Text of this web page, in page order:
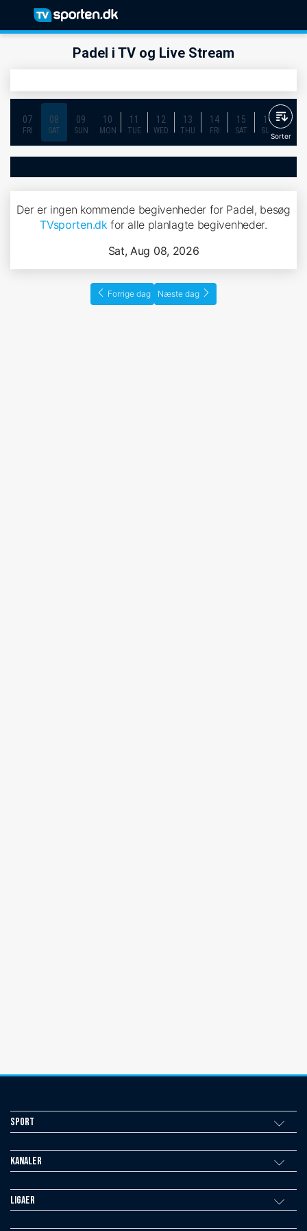
Padel i TV og Live Stream
07
FRI
08
SAT
09
SUN
10
MON
11
TUE
12
WED
13
THU
14
FRI
15
SAT
16
SUN
17
MON
Sorter
Der er ingen kommende begivenheder for Padel, besøg
TVsporten.dk for alle planlagte begivenheder.
Sat, Aug 08, 2026
Forrige dag Næste dag
Sport
Kanaler
Ligaer